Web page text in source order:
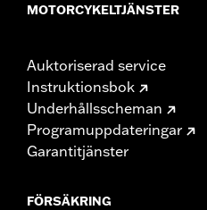
MOTORCYKELTJÄNSTER
Auktoriserad service
Instruktionsbok
Underhållsscheman
Programuppdateringar
Garantitjänster
FÖRSÄKRING